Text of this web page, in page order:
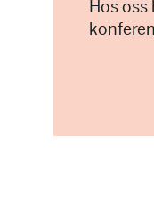
Hos